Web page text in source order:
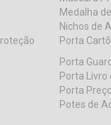
Medalha
Nichos de
Porta
Porta
Porta Livro
Porta
Potes de